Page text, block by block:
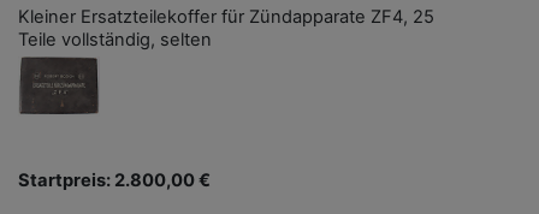
Kleiner Ersatzteilekoffer für Zündapparate ZF4, 25
Teile vollständig, selten
Startpreis: 2.800,00 €